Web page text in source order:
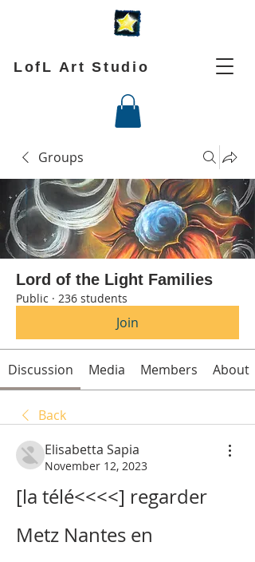
LofL Art Studio
Groups
Lord of the Light Families
Public · 236 students
Join
Discussion Media Members About
Back
Elisabetta Sapia
November 12, 2023
[la télé<<<<] regarder
Metz Nantes en